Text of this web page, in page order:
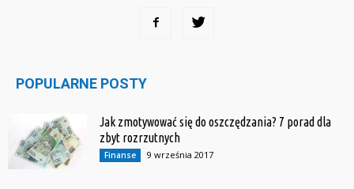
POPULARNE POSTY
Jak zmotywować się do oszczędzania? 7 porad dla
zbyt rozrzutnych
Finanse 9 września 2017